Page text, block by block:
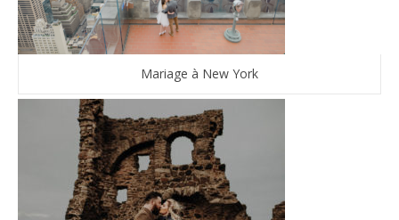
Mariage à New York